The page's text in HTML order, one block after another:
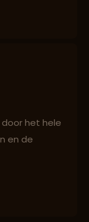
het hele
en de